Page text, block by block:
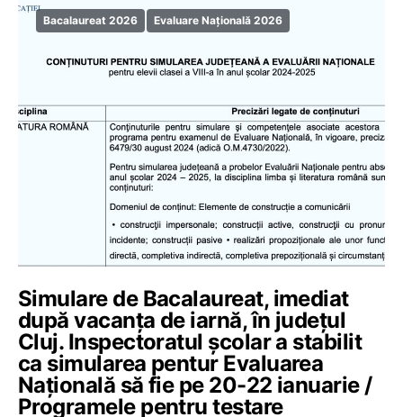
Bacalaureat 2026 Evaluare Națională 2026
Simulare de Bacalaureat, imediat
după vacanța de iarnă, în județul
Cluj. Inspectoratul școlar a stabilit
ca simularea pentur Evaluarea
Națională să fie pe 20-22 ianuarie /
Programele pentru testare